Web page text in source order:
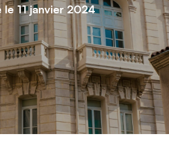
le 11 janvier 2024